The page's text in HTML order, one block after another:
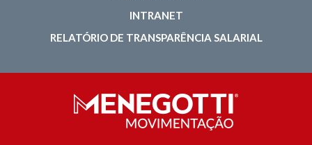
INTRANET
RELATÓRIO DE TRANSPARÊNCIA SALARIAL